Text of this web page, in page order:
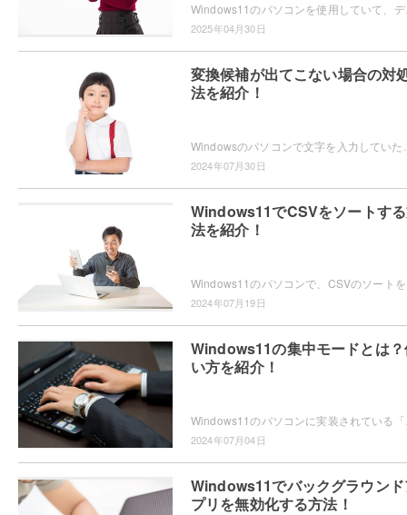
Windows11のパソコンを使用して
2025年04月30日
変換候補が出てこない場合の対
法を紹介！
2024年07月30日
Windows11でCSVをソートす
法を紹介！
2024年07月19日
Windows11の集中モードとは
い方を紹介！
2024年07月04日
Windows11でバックグラウン
プリを無効化する方法！